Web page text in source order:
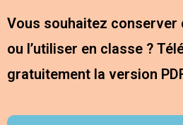
Vous souhaitez
ou l’utiliser en classe ?
gratuitement la version